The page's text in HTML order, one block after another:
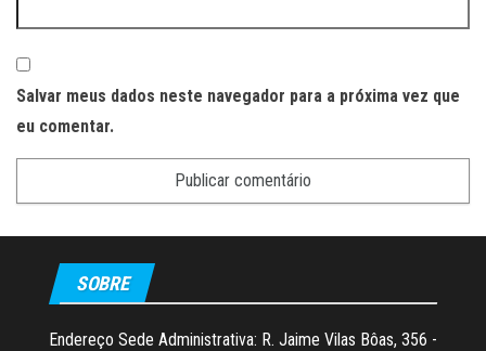
Salvar meus dados neste navegador para a próxima vez que
eu comentar.
SOBRE
Endereço Sede Administrativa: R. Jaime Vilas Bôas, 356 -